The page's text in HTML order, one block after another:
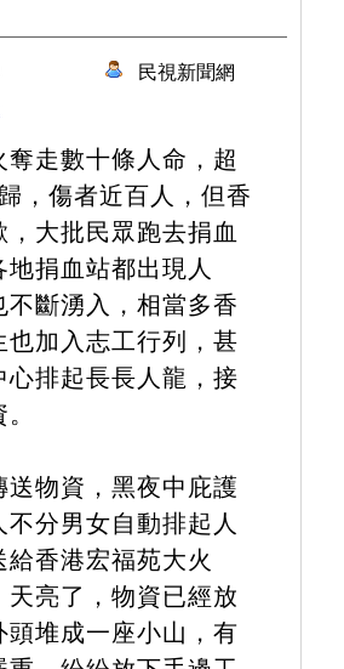
民視新聞網
走數十條人命，超
，傷者近百人，但香
大批民眾跑去捐血
捐血站都出現人
不斷湧入，相當多香
也加入志工行列，甚
心排起長長人龍，接
送物資，黑夜中庇護
分男女自動排起人
香港宏福苑大火
天亮了，物資已經放
頭堆成一座小山，有